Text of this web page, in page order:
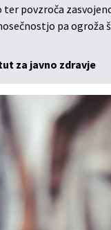
povzroča
pa ogroža
za javno zdravje